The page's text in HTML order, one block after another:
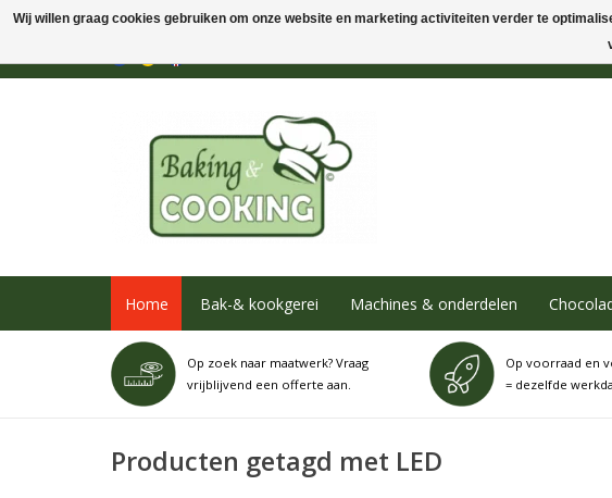
Home Bak-& kookgerei Machines & onderdelen
Op zoek naar maatwerk? Vraag
vrijblijvend een offerte aan.
Op voorraad en
= dezelfde
Producten getagd met LED
Wij willen graag cookies gebruiken om onze website en marketing activiteiten verder te